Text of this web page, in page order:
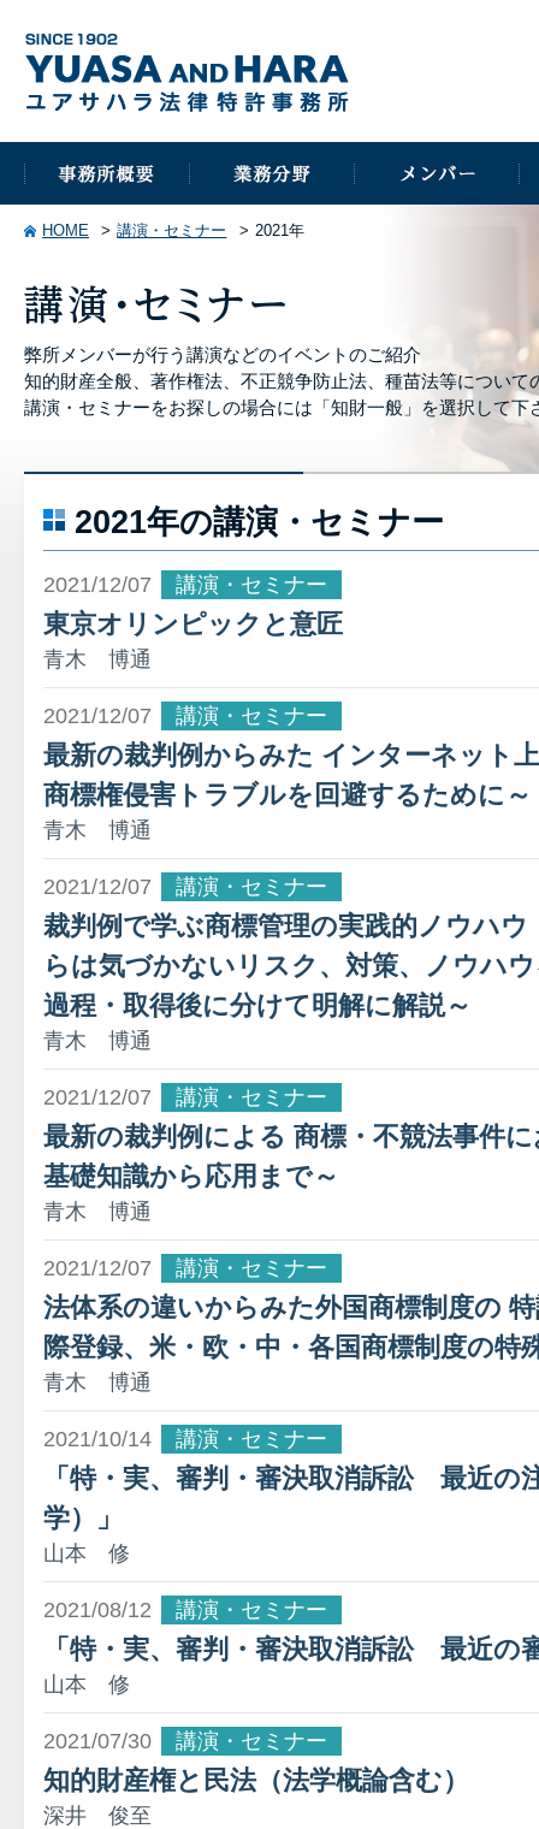
HOME 講演・セミナー 2021年
弊所メンバーが行う講演などのイベントのご紹介
知的財産全般、著作権法、不正競争防止法、種苗法等について
講演・セミナーをお探しの場合には「知財一般」を選択して下
2021年の講演・セミナー
2021/12/07 講演・セミナー
東京オリンピックと意匠
青木 博通
2021/12/07 講演・セミナー
最新の裁判例からみた インターネット
商標権侵害トラブルを回避するために～
青木 博通
2021/12/07 講演・セミナー
裁判例で学ぶ商標管理の実践的ノウハ
らは気づかないリスク、対策、ノウハ
過程・取得後に分けて明解に解説～
青木 博通
2021/12/07 講演・セミナー
最新の裁判例による 商標・不競法事件
基礎知識から応用まで～
青木 博通
2021/12/07 講演・セミナー
法体系の違いからみた外国商標制度の
際登録、米・欧・中・各国商標制度の特
青木 博通
2021/10/14 講演・セミナー
「特・実、審判・審決取消訴訟 最近の
学）」
山本 修
2021/08/12 講演・セミナー
「特・実、審判・審決取消訴訟 最近の
山本 修
2021/07/30 講演・セミナー
知的財産権と民法（法学概論含む）
深井 俊至